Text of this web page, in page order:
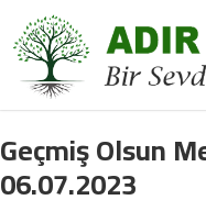
Geçmiş Olsun
06.07.2023